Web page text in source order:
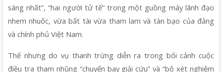
sáng nhất”, “hai người tử tế” trong một guồng máy lãnh đạo
nhem nhuốc, vừa bất tài vừa tham lam và tàn bạo của đảng
và chính phủ Việt Nam.
Thế nhưng do vụ thanh trừng diễn ra trong bối cảnh cuộc
điều tra tham nhũng “chuyến bay giải cứu” và “bộ xét nghiệm